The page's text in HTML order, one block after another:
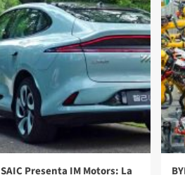
SAIC Presenta IM Motors: La